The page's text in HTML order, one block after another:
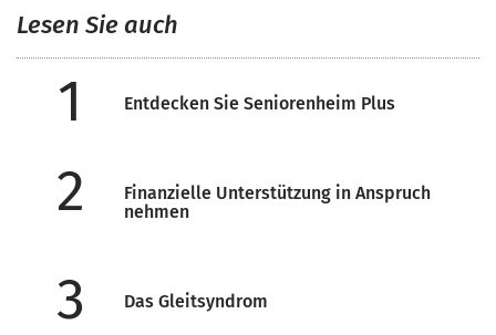
Lesen Sie auch
1 Entdecken Sie Seniorenheim Plus
2
Finanzielle Unterstützung in Anspruch
nehmen
3 Das Gleitsyndrom